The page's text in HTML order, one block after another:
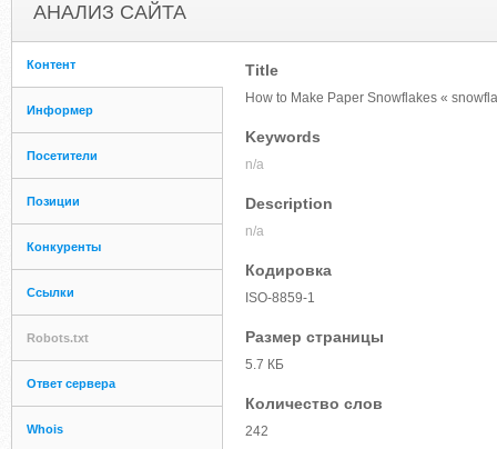
АНАЛИЗ САЙТА
Контент
Информер
Посетители
Позиции
Конкуренты
Ссылки
Robots.txt
Ответ сервера
Whois
Title
How to Make Paper Snowflakes «
Keywords
n/a
Description
n/a
Кодировка
ISO-8859-1
Размер страницы
5.7 КБ
Количество слов
242